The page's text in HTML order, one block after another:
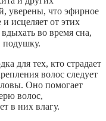
уверены, что эфирное
и исцеляет от этих
во время сна,
подушку.
для тех, кто страдает
волос следует
Оно помогает
волос,
в них влагу.